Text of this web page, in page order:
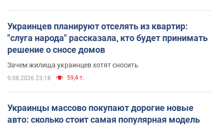
Украинцев планируют отселять из квартир:
"слуга народа" рассказала, кто будет принимать
решение о сносе домов
Зачем жилища украинцев хотят сносить
9.08.2026 23:18 59,4 т.
Украинцы массово покупают дорогие новые
авто: сколько стоит самая популярная модель